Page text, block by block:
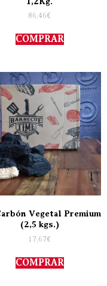
86,46€
COMPRAR
Vegetal Premium
(2,5 kgs.)
17,67€
COMPRAR